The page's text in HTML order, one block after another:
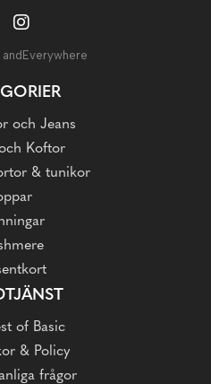
och Jeans
Koftor
& tunikor
of Basic
& Policy
frågor